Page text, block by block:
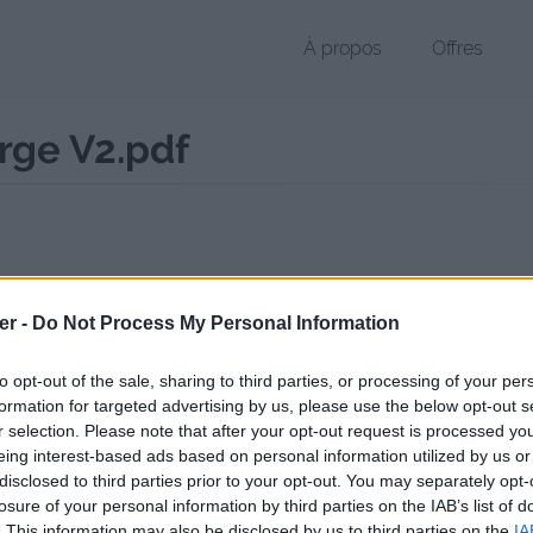
- Do Not Process My Personal Information
opt-out of the sale, sharing to third parties, or processing of your
for targeted advertising by us, please use the below opt-out
selection. Please note that after your opt-out request is processed
interest-based ads based on personal information utilized by us
to third parties prior to your opt-out. You may separately
of your personal information by third parties on the IAB’s list of
À propos Offres
V2.pdf
public, envoyé le 21 juin 2017 à 15:45, depuis l'adresse IP
page de téléchargement a été vue 2895 fois depuis l'envoi du
fichier.fr/2017/06/21/carte-de-membre-vierge-v2/ Copier
vierge V2.pdf sur le Web